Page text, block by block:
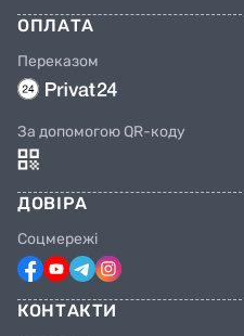
ОПЛАТА
Переказом
За допомогою QR-коду
ДОВІРА
Соцмережі
КОНТАКТИ